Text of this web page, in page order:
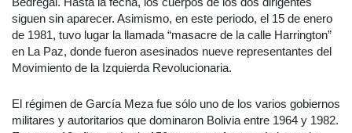
siguen sin aparecer. Asimismo, en este periodo, el 15 de enero
de 1981, tuvo lugar la llamada “masacre de la calle Harrington”
en La Paz, donde fueron asesinados nueve representantes del
Movimiento de la Izquierda Revolucionaria.
El régimen de García Meza fue sólo uno de los varios gobiernos
militares y autoritarios que dominaron Bolivia entre 1964 y 1982.